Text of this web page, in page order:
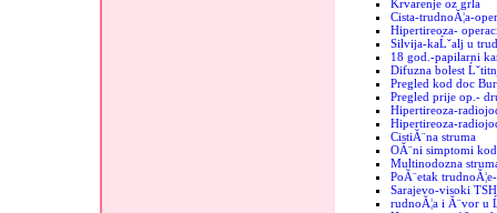
Krvarenje oz grla
Cista-trudnoĂ¦a-
Hipertireoza-
Silvija-kaĹˇalj u
18 god.-papilarni
Difuzna bolest
Pregled kod doc
Pregled prije op.-
Hipertireoza-
Hipertireoza-
CistiĂ¨na struma
OĂ¨ni simptomi
Multinodozna
PoĂ¨etak
Sarajevo-visoki TSH
rudnoĂ¦a i Ă¨vor u